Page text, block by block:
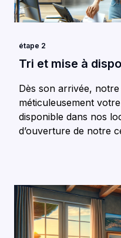
étape 2
Tri et mise à
Dès son arrivée,
méticuleusement
disponible dans nos
d’ouverture de notre